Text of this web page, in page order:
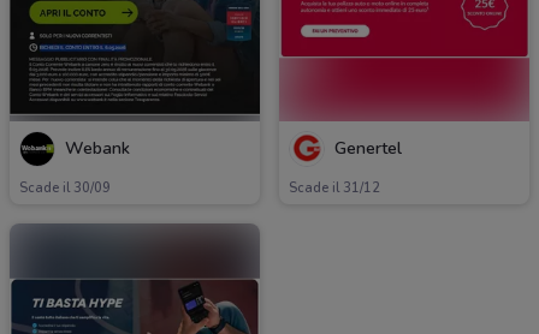
Webank
Scade il 30/09
Genertel
Scade il 31/12